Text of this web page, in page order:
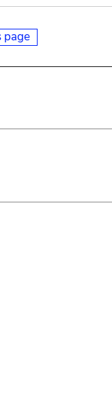
page